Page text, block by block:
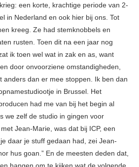
een korte, krachtige periode van 2-
in Nederland en ook hier bij ons. Tot
kreeg. Ze had stemknobbels en
rusten. Toen dit na een jaar nog
ik toen wel wat in zak en as, want
door onvoorziene omstandigheden,
anders dan er mee stoppen. Ik ben dan
in Brussel. Het
had me van bij het begin al
we zelf de studio in gingen voor
Jean-Marie, was dat bij ICP, een
daar je stuff gedaan had, zei Jean-
hus goan.” En de meesten deden dat,